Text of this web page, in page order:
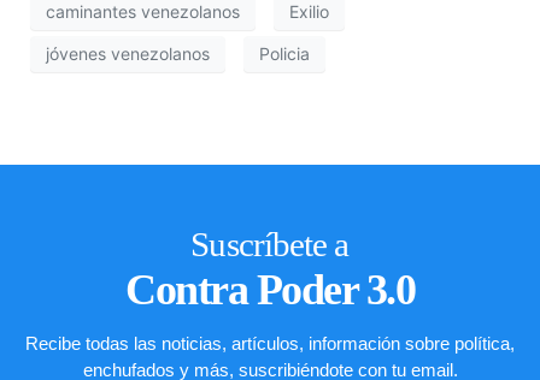
caminantes venezolanos Exilio
jóvenes venezolanos Policia
Suscríbete a
Contra Poder 3.0
Recibe todas las noticias, artículos, información sobre política,
enchufados y más, suscribiéndote con tu email.